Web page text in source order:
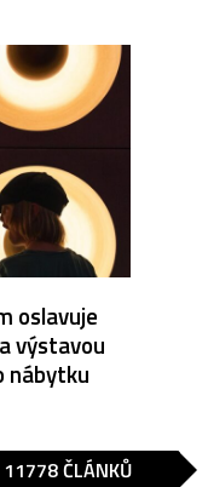
oslavuje
výstavou
nábytku
11778 ČLÁNKŮ